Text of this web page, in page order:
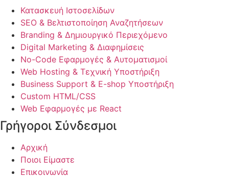
Κατασκευή Ιστοσελίδων
SEO & Βελτιστοποίηση Αναζητήσεων
Branding & Δημιουργικό Περιεχόμενο
Digital Marketing & Διαφημίσεις
No-Code Εφαρμογές & Αυτοματισμοί
Web Hosting & Τεχνική Υποστήριξη
Business Support & E-shop Υποστήριξη
Custom HTML/CSS
Web Εφαρμογές με React
Γρήγοροι Σύνδεσμοι
Αρχική
Ποιοι Είμαστε
Επικοινωνία